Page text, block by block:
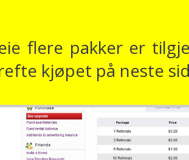
flere pakker er
kjøpet på neste